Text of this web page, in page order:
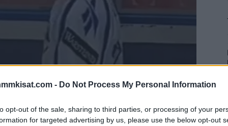
- Do Not Process My Personal Information
opt-out of the sale, sharing to third parties, or processing of your
for targeted advertising by us, please use the below opt-out
1995 ensimmäisen maailmanmestaruutensa